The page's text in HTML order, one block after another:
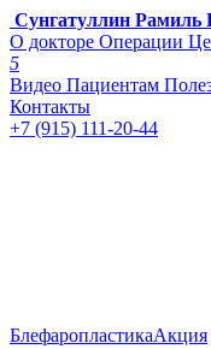
Сунгатуллин Рамиль
О докторе Операции
5
Видео Пациентам
Контакты
+7 (915) 111-20-44
БлефаропластикаАкция